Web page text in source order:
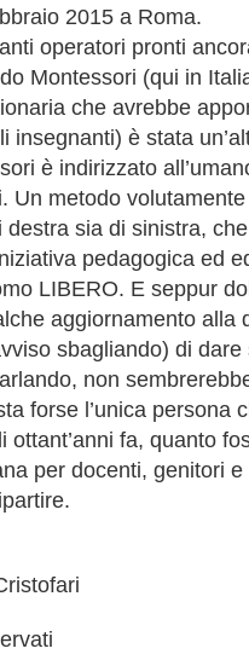
2015 a Roma.
operatori pronti
Montessori (qui in
che avrebbe
insegnanti) è stata
è indirizzato
Un metodo
destra sia di sinistra,
pedagogica ed
LIBERO. E seppur
aggiornamento alla
sbagliando) di dare
non
forse l’unica persona
ottant’anni fa, quanto
per docenti, genitori